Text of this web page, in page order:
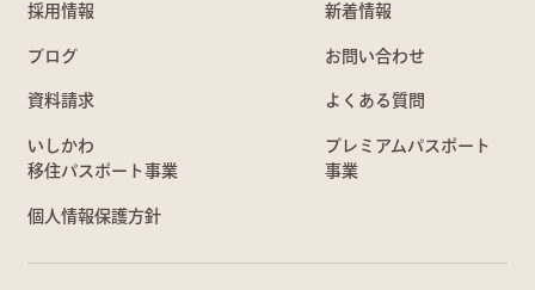
採用情報 新着情報
ブログ お問い合わせ
資料請求 よくある質問
いしかわ
移住パスポート事業
プレミアムパスポート
事業
個人情報保護方針